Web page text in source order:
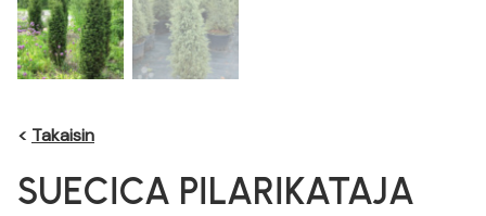
< Takaisin
SUECICA PILARIKATAJA